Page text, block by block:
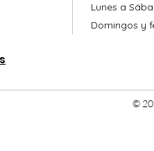
Lunes a
Domingos y
©